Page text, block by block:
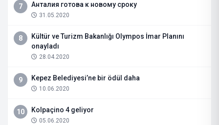
7 Анталия готова к новому сроку
31.05.2020
8
Kültür ve Turizm Bakanlığı Olympos İmar Planını
onayladı
28.04.2020
9 Kepez Belediyesi’ne bir ödül daha
10.06.2020
10 Kolpaçino 4 geliyor
05.06.2020